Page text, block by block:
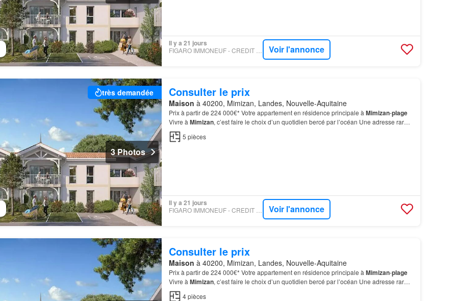
Il y a 21 jours
Voir l'annonce
très demandée
3 Photos
Consulter le prix
Maison à 40200, Mimizan, Landes, Nouvelle-Aquitaine
Prix à partir de 224 000€* Votre appartement en résidence principale à Mimizan-plage
Vivre à Mimizan, c’est faire le choix d’un quotidien bercé par l’océan Une adresse rare
entre
5 pièces
Il y a 21 jours
Voir l'annonce
Consulter le prix
Maison à 40200, Mimizan, Landes, Nouvelle-Aquitaine
Prix à partir de 224 000€* Votre appartement en résidence principale à Mimizan-plage
Vivre à Mimizan, c’est faire le choix d’un quotidien bercé par l’océan Une adresse rare
entre
4pièces